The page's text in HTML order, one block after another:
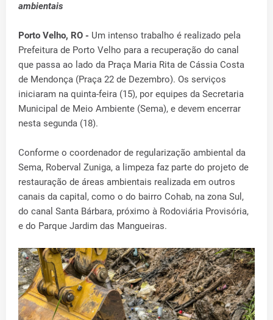
ambientais
Porto Velho, RO - Um intenso trabalho é realizado pela
Prefeitura de Porto Velho para a recuperação do canal
que passa ao lado da Praça Maria Rita de Cássia Costa
de Mendonça (Praça 22 de Dezembro). Os serviços
iniciaram na quinta-feira (15), por equipes da Secretaria
Municipal de Meio Ambiente (Sema), e devem encerrar
nesta segunda (18).
Conforme o coordenador de regularização ambiental da
Sema, Roberval Zuniga, a limpeza faz parte do projeto de
restauração de áreas ambientais realizada em outros
canais da capital, como o do bairro Cohab, na zona Sul,
do canal Santa Bárbara, próximo à Rodoviária Provisória,
e do Parque Jardim das Mangueiras.